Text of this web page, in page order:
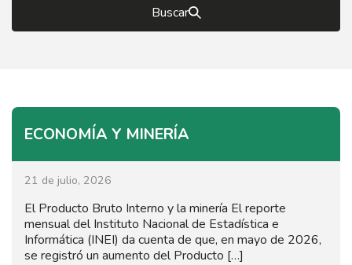
Buscar
ECONOMÍA Y MINERÍA
21 de julio, 2026
El Producto Bruto Interno y la minería El reporte
mensual del Instituto Nacional de Estadística e
Informática (INEI) da cuenta de que, en mayo de 2026,
se registró un aumento del Producto […]